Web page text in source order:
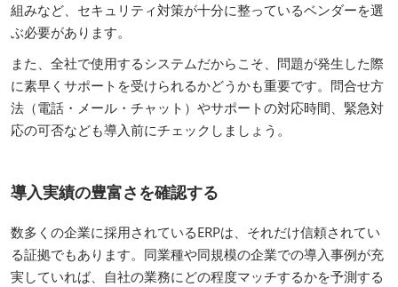
組みなど、セキュリティ対策が十分に整っているベンダーを選
ぶ必要があります。
また、全社で使用するシステムだからこそ、問題が発生した際
に素早くサポートを受けられるかどうかも重要です。問合せ方
法（電話・メール・チャット）やサポートの対応時間、緊急対
応の可否なども導入前にチェックしましょう。
導入実績の豊富さを確認する
数多くの企業に採用されているERPは、それだけ信頼されてい
る証拠でもあります。同業種や同規模の企業での導入事例が充
実していれば、自社の業務にどの程度マッチするかを予測する